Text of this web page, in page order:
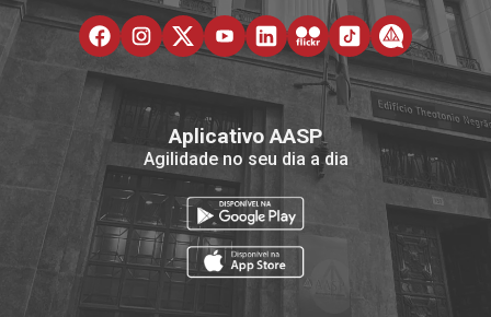
Aplicativo AASP
Agilidade no seu dia a dia